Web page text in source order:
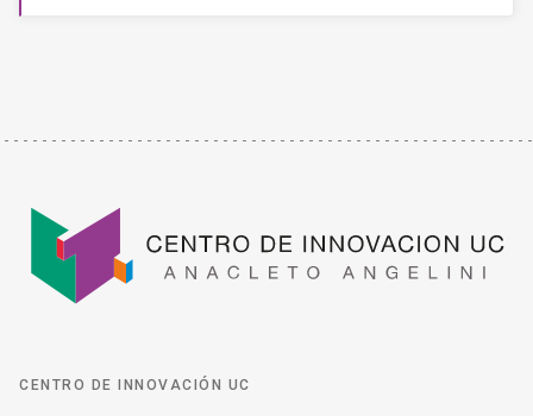
CENTRO DE INNOVACIÓN UC